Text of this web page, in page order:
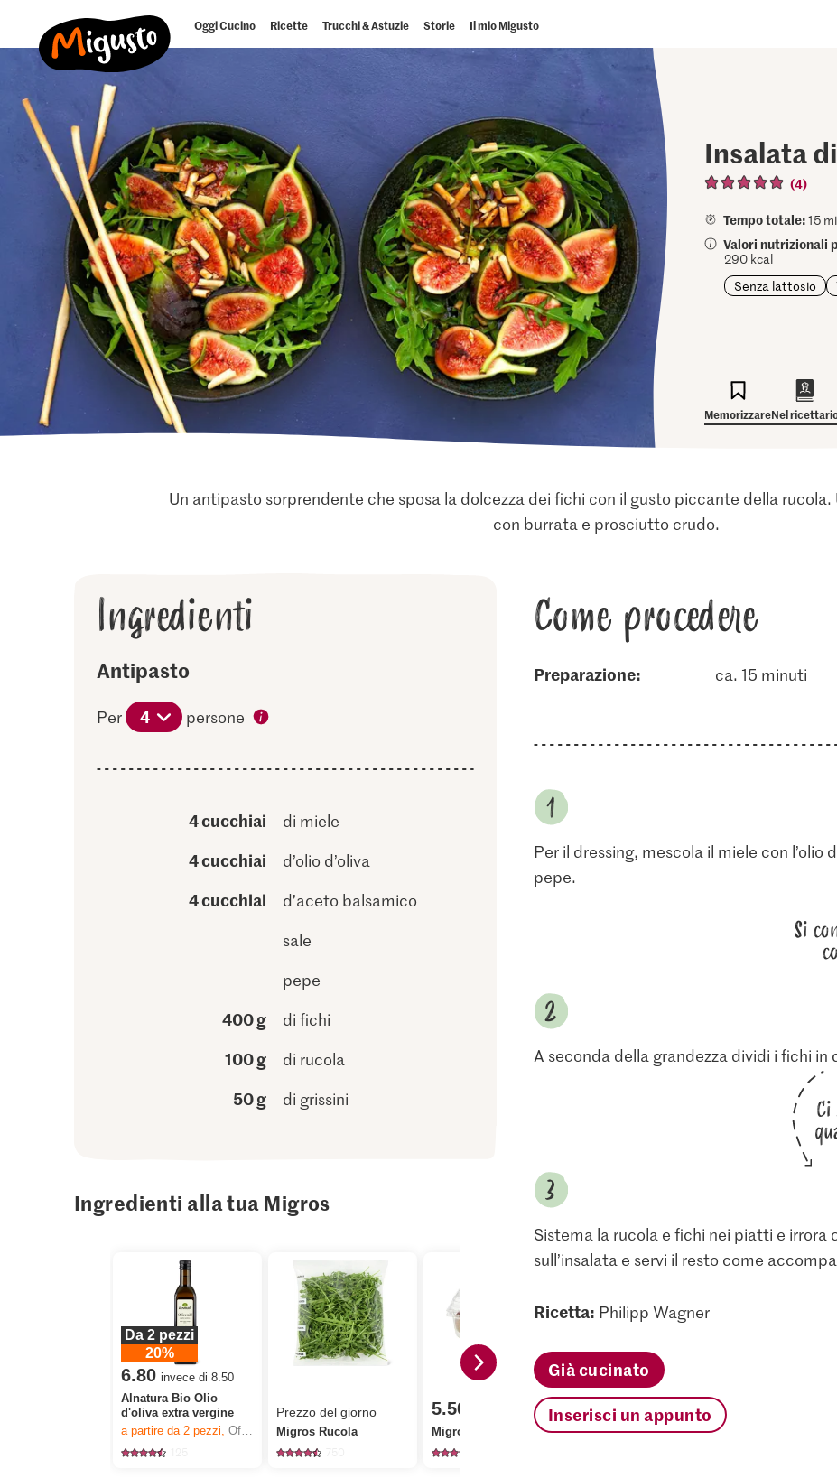
Oggi Cucino Ricette Trucchi & Astuzie Storie Il mio Migusto
Insalata
(4)
Tempo totale:15
Valori nutrizionali
290 kcal
Senza lattosio
MemorizzareNel
Un antipasto sorprendente che sposa la dolcezza dei fichi con il gusto piccante della rucola.
con burrata e prosciutto crudo.
Ingredienti
Antipasto
Per 4 persone
4 cucchiai di miele
4 cucchiai d’olio d’oliva
4 cucchiai
d’aceto balsamico
sale
pepe
400 g di fichi
100 g di rucola
50 g di grissini
Ingredienti alla tua Migros
Da 2 pezzi
20%
6.80 invece di 8.50
Alnatura Bio Olio
d'oliva extra vergine
a partire da 2pezzi,Offerta valida solo dal 6.8 al 12.8.2026, fino a esaurimento dello stock.
Prezzo del giorno
Migros Rucola
5.50
Migros Fichi blu
4.50
Ponti Aceto Balsamico
di Modena
Come procedere
Preparazione: ca. 15 minuti
Per il dressing, mescola il miele con l’olio
pepe.
Si
A seconda della grandezza dividi i fichi in
Sistema la rucola e fichi nei piatti e irrora
sull’insalata e servi il resto come
Ricetta: Philipp Wagner
Già cucinato
Inserisci un appunto